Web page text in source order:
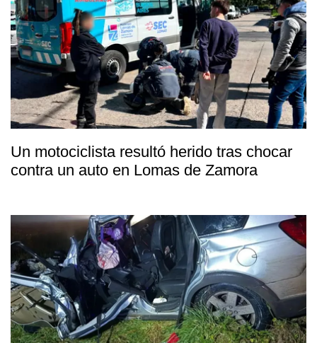
Un motociclista resultó herido tras chocar
contra un auto en Lomas de Zamora